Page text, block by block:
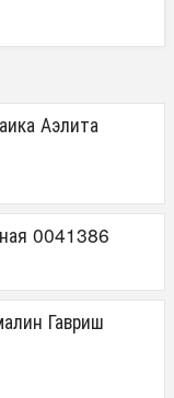
Аэлита
0041386
Гавриш